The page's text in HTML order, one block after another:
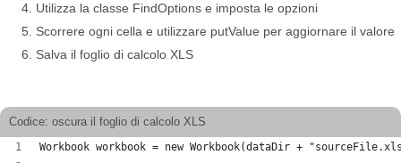
Utilizza la classe FindOptions e imposta le opzioni
Scorrere ogni cella e utilizzare putValue per aggiornare il valore
Salva il foglio di calcolo XLS
Codice: oscura il foglio di calcolo XLS
Workbook workbook = new Workbook(dataDir +